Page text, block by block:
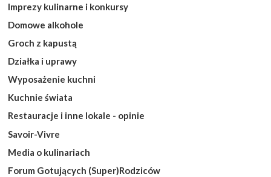
Imprezy kulinarne i konkursy
Domowe alkohole
Groch z kapustą
Działka i uprawy
Wyposażenie kuchni
Kuchnie świata
Restauracje i inne lokale - opinie
Savoir-Vivre
Media o kulinariach
Forum Gotujących (Super)Rodziców